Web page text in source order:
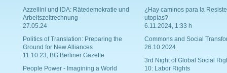
Azzellini und IDA: Rätedemokratie und
Arbeitszeitrechnung
27.05.24
Politics of Translation: Preparing the
Ground for New Alliances
11.10.23, BG Berliner Gazette
People Power - Imagining a World
¿Hay caminos para la
utopías?
6.11.2024, 1:33 h
Commons and Social
26.10.2024
3rd Night of Global Social
10: Labor Rights